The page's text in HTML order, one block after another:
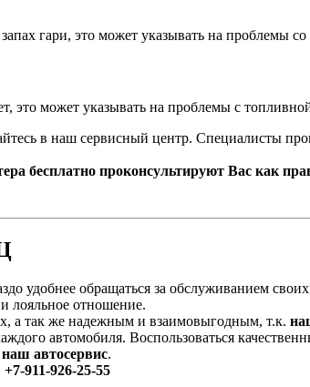
гари, это может указывать на проблемы
это может указывать на проблемы с
в наш сервисный центр. Специалисты
бесплатно проконсультируют Вас как
удобнее обращаться за обслуживанием
лояльное отношение.
а так же надежным и взаимовыгодным, т.к.
автомобиля. Воспользоваться
наш автосервис.
911-926-25-55